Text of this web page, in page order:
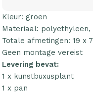
Kleur: groen
Materiaal:
Totale afmetingen: 19 x
Geen montage vereist
Levering bevat:
1 x kunstbuxusplant
1 x pan